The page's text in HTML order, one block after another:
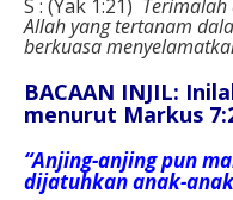
S : (Yak 1:21)
Allah yang tertanam
berkuasa
BACAAN INJIL:
menurut Markus
“Anjing-anjing pun
dijatuhkan anak-